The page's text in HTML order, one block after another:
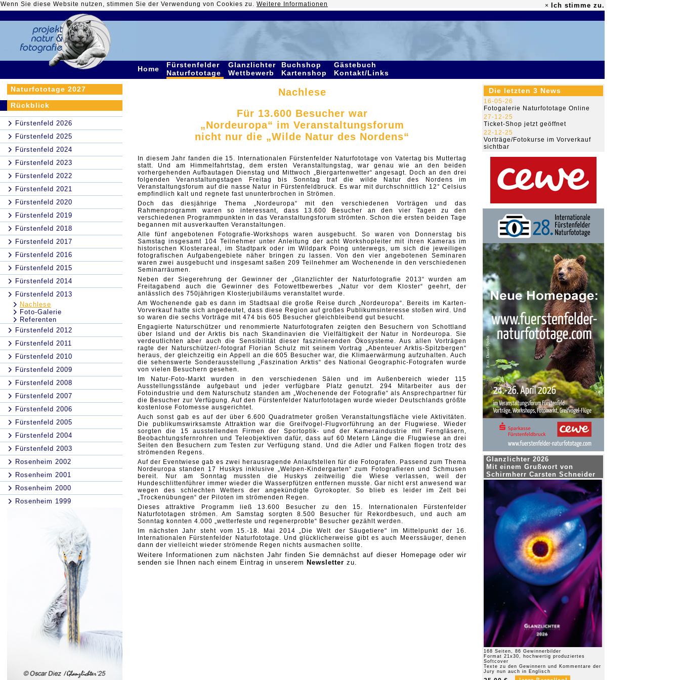
Wenn Sie diese Website nutzen, stimmen Sie der Verwendung von Cookies zu. Weitere Informationen × Ich stimme zu.
Home
Fürstenfelder
Naturfototage
Glanzlichter
Wettbewerb
Buchshop
Kartenshop
Gästebuch
Kontakt/Links
Naturfototage 2027
Rückblick
Fürstenfeld 2026
Fürstenfeld 2025
Fürstenfeld 2024
Fürstenfeld 2023
Fürstenfeld 2022
Fürstenfeld 2021
Fürstenfeld 2020
Fürstenfeld 2019
Fürstenfeld 2018
Fürstenfeld 2017
Fürstenfeld 2016
Fürstenfeld 2015
Fürstenfeld 2014
Fürstenfeld 2013
Nachlese
Foto-Galerie
Referenten
Fürstenfeld 2012
Fürstenfeld 2011
Fürstenfeld 2010
Fürstenfeld 2009
Fürstenfeld 2008
Fürstenfeld 2007
Fürstenfeld 2006
Fürstenfeld 2005
Fürstenfeld 2004
Fürstenfeld 2003
Rosenheim 2002
Rosenheim 2001
Rosenheim 2000
Rosenheim 1999
Nachlese
Für 13.600 Besucher war
„Nordeuropa“ im Veranstaltungsforum
nicht nur die „Wilde Natur des Nordens“
In diesem Jahr fanden die 15. Internationalen Fürstenfelder Naturfototage von Vatertag bis Muttertag
statt. Und am Himmelfahrtstag, dem ersten Veranstaltungstag, war genau wie an den beiden
vorhergehenden Aufbautagen Dienstag und Mittwoch „Biergartenwetter“ angesagt. Doch an den drei
folgenden Veranstaltungstagen Freitag bis Sonntag traf die wilde Natur des Nordens im
Veranstaltungsforum auf die nasse Natur in Fürstenfeldbruck. Es war mit durchschnittlich 12° Celsius
empfindlich kalt und regnete fast ununterbrochen in Strömen.
Doch das diesjährige Thema „Nordeuropa“ mit den verschiedenen Vorträgen und das
Rahmenprogramm waren so interessant, dass 13.600 Besucher an den vier Tagen zu den
verschiedenen Programmpunkten in das Veranstaltungsforum strömten. Schon die ersten beiden Tage
begannen mit ausverkauften Veranstaltungen.
Alle fünf angebotenen Fotografie-Workshops waren ausgebucht. So waren von Donnerstag bis
Samstag insgesamt 104 Teilnehmer unter Anleitung der acht Workshopleiter mit ihren Kameras im
historischen Klosterareal, im Stadtpark oder im Wildpark Poing unterwegs, um sich die jeweiligen
fotografischen Aufgabengebiete näher bringen zu lassen. Von den vier angebotenen Seminaren
waren zwei ausgebucht und insgesamt saßen 209 Teilnehmer am Wochenende in den verschiedenen
Seminarräumen.
Neben der Siegerehrung der Gewinner der „Glanzlichter der Naturfotografie 2013“ wurden am
Freitagabend auch die Gewinner des Fotowettbewerbes „Natur vor dem Kloster“ geehrt, der
anlässlich des 750jährigen Klosterjubiläums veranstaltet wurde.
Am Wochenende gab es dann im Stadtsaal die große Reise durch „Nordeuropa“. Bereits im Karten-
Vorverkauf hatte sich angedeutet, dass diese Region auf großes Publikumsinteresse stoßen wird. Und
so waren die sechs Vorträge mit 474 bis 605 Besucher gleichbleibend gut besucht.
Engagierte Naturschützer und renommierte Naturfotografen zeigten den Besuchern von Schottland
über Island und der Arktis bis nach Skandinavien die Vielfältigkeit der Natur in Nordeuropa. Sie
verdeutlichten aber auch die Sensibilität dieser faszinierenden Ökosysteme. Aus allen Vorträgen
ragte der Naturschützer/-fotograf Florian Schulz mit seinem Vortrag „Abenteuer Arktis-Spitzbergen“
heraus, der gleichzeitig ein Appell an die 605 Besucher war, die Klimaerwärmung aufzuhalten. Auch
die sehenswerte Sonderausstellung „Faszination Arktis“ des National Geographic-Fotografen wurde
von vielen Besuchern gesehen.
Im Natur-Foto-Markt wurden in den verschiedenen Sälen und im Außenbereich wieder 115
Ausstellungsstände aufgebaut und jeder verfügbare Platz genutzt. 294 Mitarbeiter aus der
Fotoindustrie und dem Naturschutz standen am „Wochenende der Fotografie“ als Ansprechpartner für
die Besucher zur Verfügung. Auf den Fürstenfelder Naturfototagen wurde wieder Deutschlands größte
kostenlose Fotomesse ausgerichtet.
Auch sonst gab es auf der über 6.600 Quadratmeter großen Veranstaltungsfläche viele Aktivitäten.
Die publikumswirksamste Attraktion war die Greifvogel-Flugvorführung an der Flugwiese. Wieder
sorgten die 15 ausstellenden Firmen der Sportoptik- und der Kameraindustrie mit Ferngläsern,
Beobachtungsfernrohren und Teleobjektiven dafür, dass auf 60 Metern Länge die Flugwiese an drei
Seiten den Besuchern zum Testen zur Verfügung stand. Und die Adler und Falken flogen trotz des
strömenden Regens.
Auf der Eventwiese gab es zwei herausragende Anlaufstellen für die Fotografen. Passend zum Thema
Nordeuropa standen 17 Huskys inklusive „Welpen-Kindergarten“ zum Fotografieren und Schmusen
bereit. Nur am Sonntag mussten die Huskys zeitweilig die Wiese verlassen, weil der
Hundeschlittenführer immer wieder die Wasserpfützen entfernen musste. Gar nicht erst anwesend war
wegen des schlechten Wetters der angekündigte Gyrokopter. So blieb es leider im Zelt bei
„Trockenübungen“ der Piloten im strömenden Regen.
Dieses attraktive Programm ließ 13.600 Besucher zu den 15. Internationalen Fürstenfelder
Naturfototagen strömen. Am Samstag sorgten 8.500 Besucher für Rekordbesuch, und auch am
Sonntag konnten 4.000 „wetterfeste und regenerprobte“ Besucher gezählt werden.
Im nächsten Jahr steht vom 15.-18. Mai 2014 „Die Welt der Säugetiere" im Mittelpunkt der 16.
Internationalen Fürstenfelder Naturfototage. Und glücklicherweise gibt es auch Meerssäuger, denen
dann der vielleicht wieder strömende Regen nichts ausmachen sollte.
Weitere Informationen zum nächsten Jahr finden Sie demnächst auf dieser Homepage oder wir
senden sie Ihnen nach einem Eintrag in unserem Newsletter zu.
Die letzten 3 News
16-05-26
Fotogalerie Naturfototage Online
27-12-25
Ticket-Shop jetzt geöffnet
22-12-25
Vorträge/Fotokurse im Vorverkauf
sichtbar
Glanzlichter 2026
Mit einem Grußwort von
Schirmherr Carsten Schneider
168 Seiten, 86 Gewinnerbilder
Format 21x30, hochwertig produziertes
Softcover
Texte zu den Gewinnern und Kommentare der
Jury nun auch in Englisch